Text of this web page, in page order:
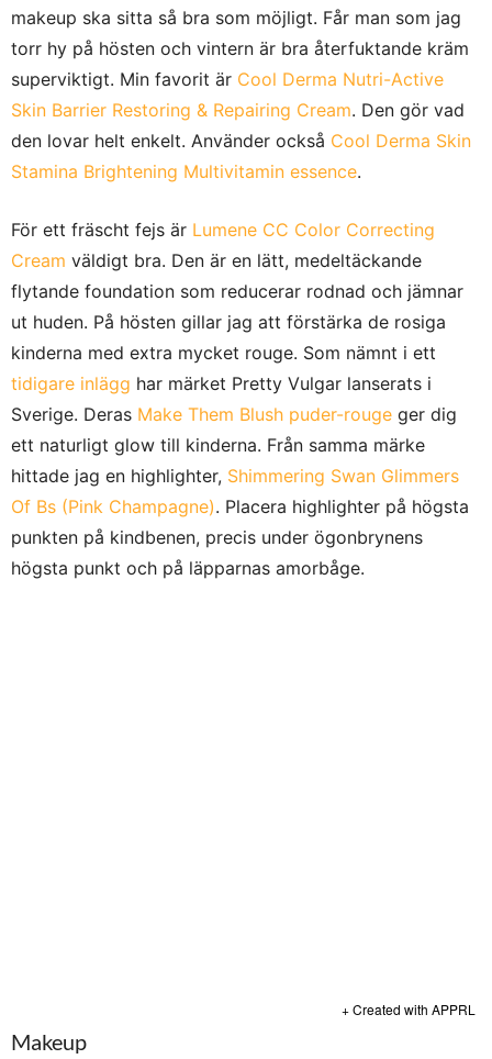
makeup ska sitta så bra som möjligt. Får man som jag
torr hy på hösten och vintern är bra återfuktande kräm
superviktigt. Min favorit är Cool Derma Nutri-Active
Skin Barrier Restoring & Repairing Cream. Den gör vad
den lovar helt enkelt. Använder också Cool Derma Skin
Stamina Brightening Multivitamin essence.
För ett fräscht fejs är Lumene CC Color Correcting
Cream väldigt bra. Den är en lätt, medeltäckande
flytande foundation som reducerar rodnad och jämnar
ut huden. På hösten gillar jag att förstärka de rosiga
kinderna med extra mycket rouge. Som nämnt i ett
tidigare inlägg har märket Pretty Vulgar lanserats i
Sverige. Deras Make Them Blush puder-rouge ger dig
ett naturligt glow till kinderna. Från samma märke
hittade jag en highlighter, Shimmering Swan Glimmers
Of Bs (Pink Champagne). Placera highlighter på högsta
punkten på kindbenen, precis under ögonbrynens
högsta punkt och på läpparnas amorbåge.
+ Created with APPRL
Makeup